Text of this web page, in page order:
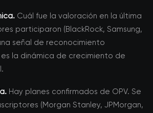
Cuál fue la valoración en la última
participaron (BlackRock, Samsung,
señal de reconocimiento
la dinámica de crecimiento de
Hay planes confirmados de OPV. Se
(Morgan Stanley, JPMorgan,